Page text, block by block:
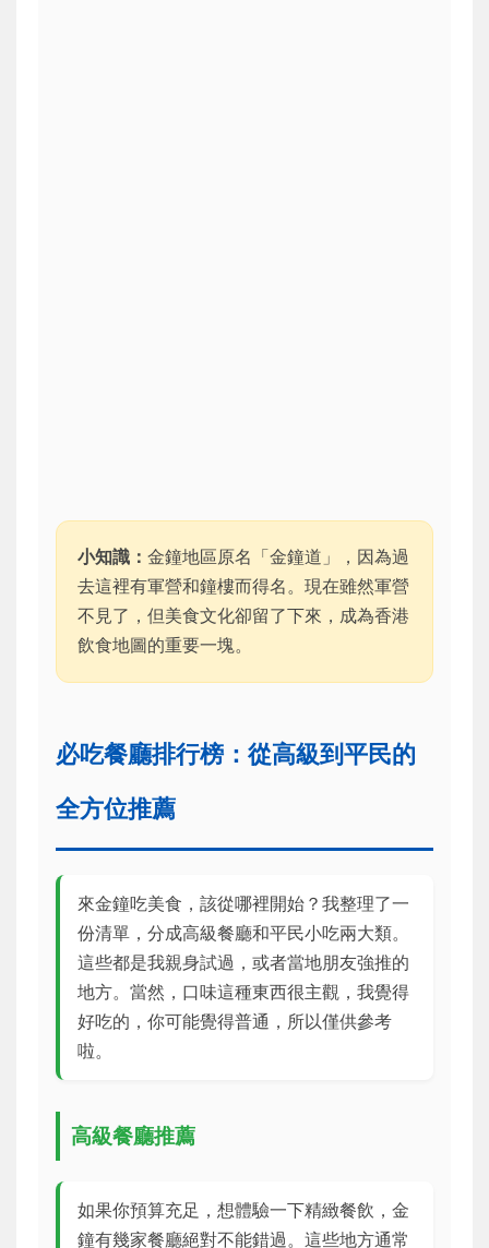
小知識：金鐘地區原名「金鐘道」，因為過
去這裡有軍營和鐘樓而得名。現在雖然軍營
不見了，但美食文化卻留了下來，成為香港
飲食地圖的重要一塊。
必吃餐廳排行榜：從高級到平民的
全方位推薦
來金鐘吃美食，該從哪裡開始？我整理了一
份清單，分成高級餐廳和平民小吃兩大類。
這些都是我親身試過，或者當地朋友強推的
地方。當然，口味這種東西很主觀，我覺得
好吃的，你可能覺得普通，所以僅供參考
啦。
高級餐廳推薦
如果你預算充足，想體驗一下精緻餐飲，金
鐘有幾家餐廳絕對不能錯過。這些地方通常